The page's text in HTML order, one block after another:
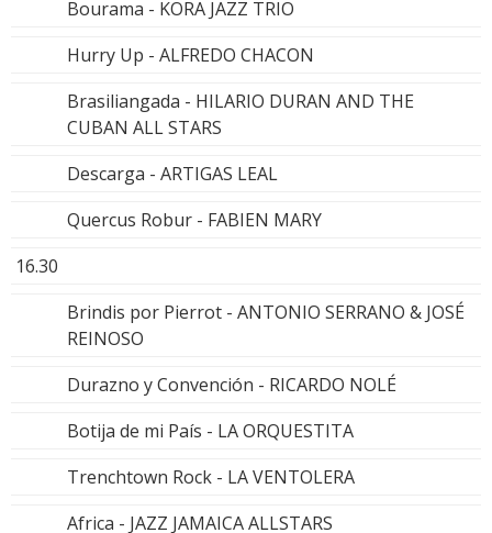
Bourama - KORA JAZZ TRIO
Hurry Up - ALFREDO CHACON
Brasiliangada - HILARIO DURAN AND THE
CUBAN ALL STARS
Descarga - ARTIGAS LEAL
Quercus Robur - FABIEN MARY
16.30
Brindis por Pierrot - ANTONIO SERRANO & JOSÉ
REINOSO
Durazno y Convención - RICARDO NOLÉ
Botija de mi País - LA ORQUESTITA
Trenchtown Rock - LA VENTOLERA
Africa - JAZZ JAMAICA ALLSTARS